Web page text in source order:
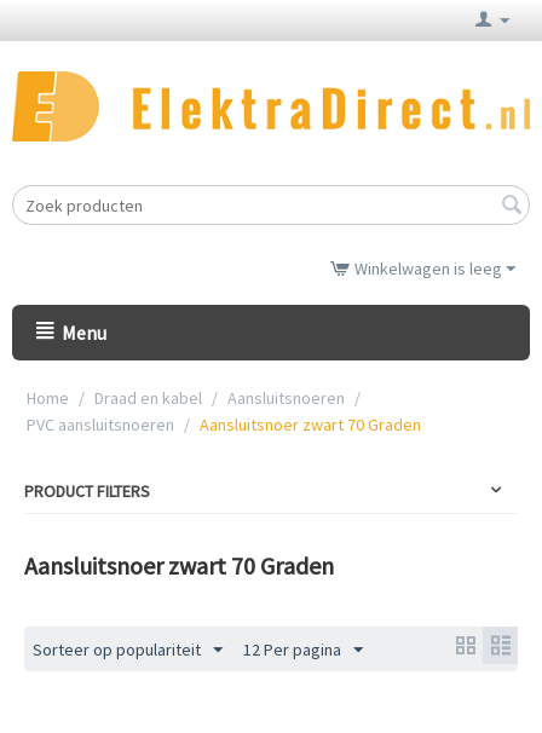
Winkelwagen is leeg
Menu
Home / Draad en kabel / Aansluitsnoeren /
PVC aansluitsnoeren / Aansluitsnoer zwart 70 Graden
PRODUCT FILTERS
Aansluitsnoer zwart 70 Graden
Sorteer op populariteit 12 Per pagina